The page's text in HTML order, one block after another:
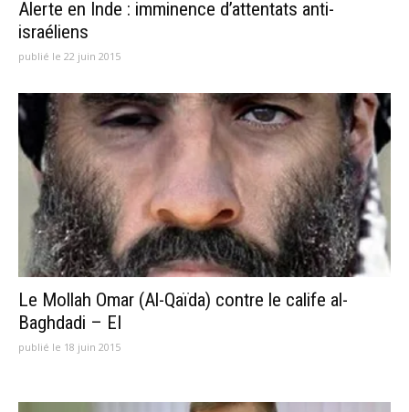
Alerte en Inde : imminence d’attentats anti-
israéliens
publié le 22 juin 2015
Le Mollah Omar (Al-Qaïda) contre le calife al-
Baghdadi – EI
publié le 18 juin 2015